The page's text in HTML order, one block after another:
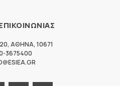
, ΑΘΗΝΑ, 10671
3675400